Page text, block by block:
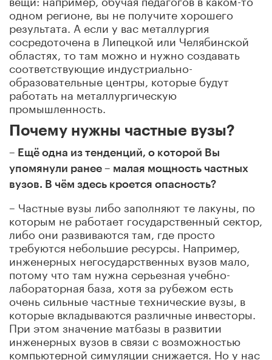
одном регионе, вы не получите хорошего
результата. А если у вас металлургия
сосредоточена в Липецкой или Челябинской
областях, то там можно и нужно создавать
соответствующие индустриально-
образовательные центры, которые будут
работать на металлургическую
промышленность.
Почему нужны частные вузы?
– Ещё одна из тенденций, о которой Вы
упомянули ранее – малая мощность частных
вузов. В чём здесь кроется опасность?
– Частные вузы либо заполняют те лакуны, по
которым не работает государственный сектор,
либо они развиваются там, где просто
требуются небольшие ресурсы. Например,
инженерных негосударственных вузов мало,
потому что там нужна серьезная учебно-
лабораторная база, хотя за рубежом есть
очень сильные частные технические вузы, в
которые вкладываются различные инвесторы.
При этом значение матбазы в развитии
инженерных вузов в связи с возможностью
компьютерной симуляции снижается. Но у нас